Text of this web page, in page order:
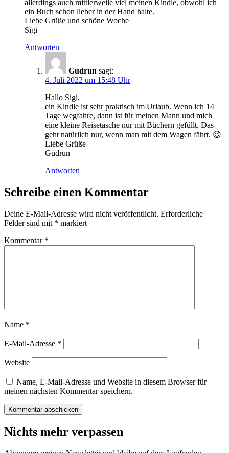
allerdings auch mittlerweile viel meinen Kindle, obwohl ich
ein Buch schon lieber in der Hand halte.
Liebe Grüße und schöne Woche
Sigi
Antworten
Gudrun sagt:
4. Juli 2022 um 15:48 Uhr
Hallo Sigi,
ein Kindle ist sehr praktisch im Urlaub. Wenn ich 14
Tage wegfahre, dann ist für meinen Mann und mich
eine kleine Reisetasche nur mit Büchern gefüllt. Das
geht natürlich nur, wenn man mit dem Wagen fährt. 😉
Liebe Grüße
Gudrun
Antworten
Schreibe einen Kommentar
Deine E-Mail-Adresse wird nicht veröffentlicht. Erforderliche
Felder sind mit * markiert
Kommentar *
Name *
E-Mail-Adresse *
Website
Name, E-Mail-Adresse und Website in diesem Browser für
meinen nächsten Kommentar speichern.
Nichts mehr verpassen